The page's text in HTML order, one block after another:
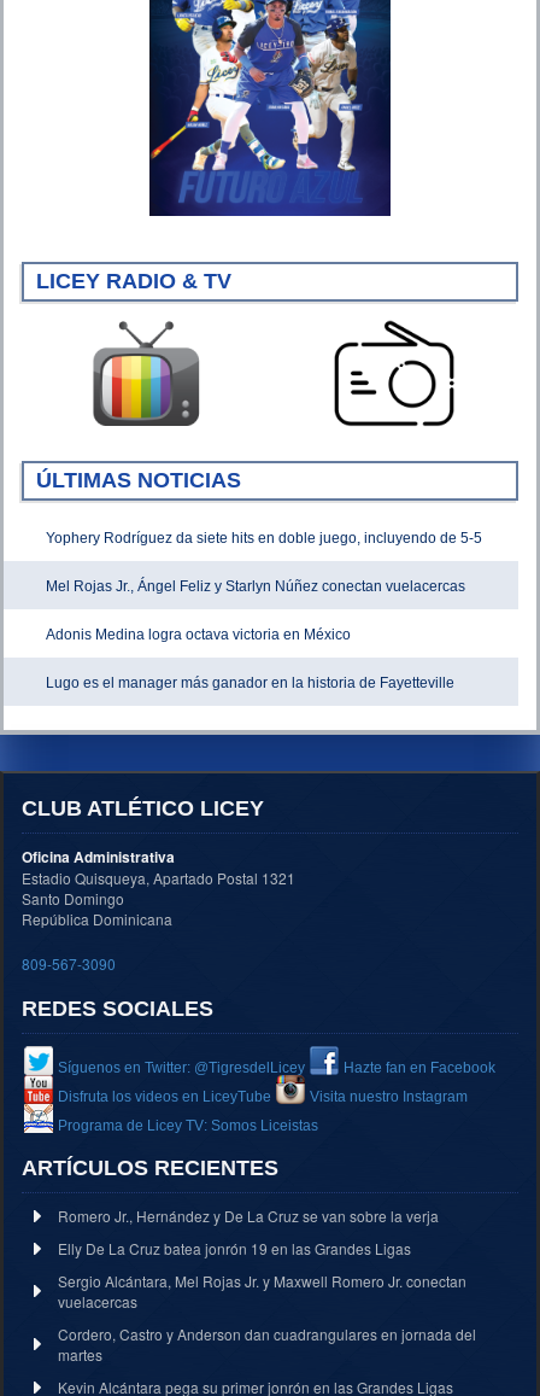
LICEY RADIO & TV
ÚLTIMAS NOTICIAS
Yophery Rodríguez da siete hits en doble juego, incluyendo de 5-5
Mel Rojas Jr., Ángel Feliz y Starlyn Núñez conectan vuelacercas
Adonis Medina logra octava victoria en México
Lugo es el manager más ganador en la historia de Fayetteville
CLUB ATLÉTICO LICEY
Oficina Administrativa
Estadio Quisqueya, Apartado Postal 1321
Santo Domingo
República Dominicana
809-567-3090
REDES SOCIALES
Síguenos en Twitter: @TigresdelLicey
Hazte fan en Facebook
Disfruta los videos en LiceyTube
Visita nuestro Instagram
Programa de Licey TV: Somos Liceistas
ARTÍCULOS RECIENTES
Romero Jr., Hernández y De La Cruz se van sobre la verja
Elly De La Cruz batea jonrón 19 en las Grandes Ligas
Sergio Alcántara, Mel Rojas Jr. y Maxwell Romero Jr. conectan
vuelacercas
Cordero, Castro y Anderson dan cuadrangulares en jornada del
martes
Kevin Alcántara pega su primer jonrón en las Grandes Ligas